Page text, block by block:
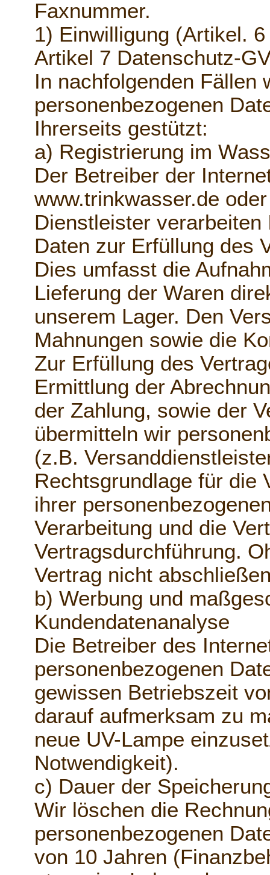
Faxnummer.
1) Einwilligung (Artikel.
Artikel 7 Datenschutz-
In nachfolgenden Fällen
personenbezogenen
Ihrerseits gestützt:
a) Registrierung im
Der Betreiber der
www.trinkwasser.de
Dienstleister
Daten zur Erfüllung des
Dies umfasst die
Lieferung der Waren
unserem Lager. Den
Mahnungen sowie die
Zur Erfüllung des
Ermittlung der
der Zahlung, sowie der
übermitteln wir
(z.B.
Rechtsgrundlage für die
ihrer
Verarbeitung und die
Vertragsdurchführung.
Vertrag nicht
b) Werbung und
Kundendatenanalyse
Die Betreiber des
personenbezogenen
gewissen Betriebszeit
darauf aufmerksam zu
neue UV-Lampe
Notwendigkeit).
c) Dauer der
Wir löschen die
personenbezogenen
von 10 Jahren